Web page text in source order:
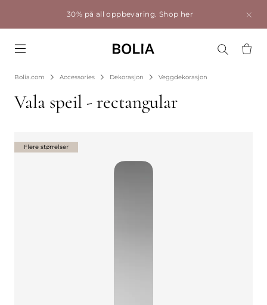
30% på all oppbevaring. Shop her
Bolia.com Accessories Dekorasjon Veggdekorasjon
Vala speil - rectangular
Flere størrelser